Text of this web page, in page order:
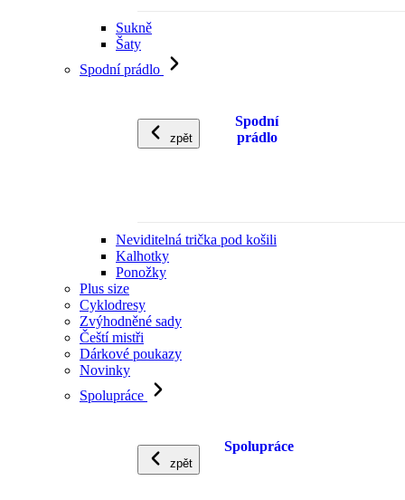
Sukně
Šaty
Spodní prádlo
zpět
Spodní
prádlo
Neviditelná trička pod košili
Kalhotky
Ponožky
Plus size
Cyklodresy
Zvýhodněné sady
Čeští mistři
Dárkové poukazy
Novinky
Spolupráce
zpět
Spolupráce